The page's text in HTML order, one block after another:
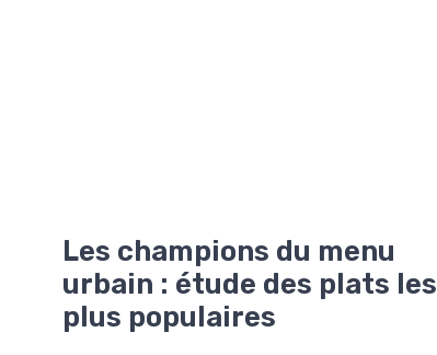
Les champions du menu
urbain : étude des plats les
plus populaires